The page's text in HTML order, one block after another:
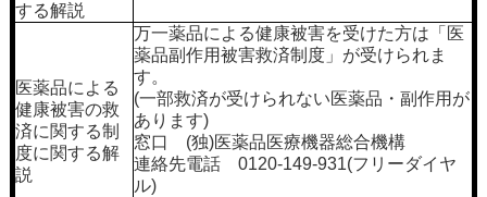
する解説
医薬品による
健康被害の救
済に関する制
度に関する解
説
万一薬品による健康被害を受けた方は「医
薬品副作用被害救済制度」が受けられま
す。
(一部救済が受けられない医薬品・副作用が
あります)
窓口 (独)医薬品医療機器総合機構
連絡先電話 0120-149-931(フリーダイヤ
ル)